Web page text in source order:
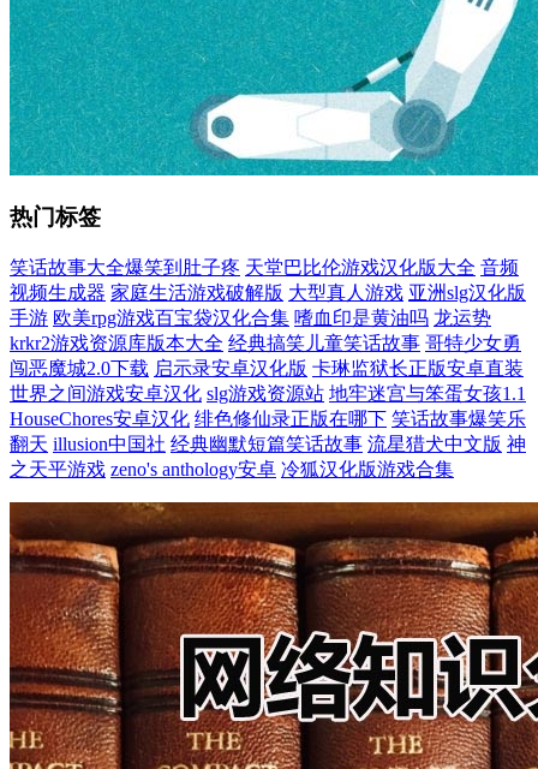
热门标签
笑话故事大全爆笑到肚子疼 天堂巴比伦游戏汉化版大全 音频
视频生成器 家庭生活游戏破解版 大型真人游戏 亚洲slg汉化版
手游 欧美rpg游戏百宝袋汉化合集 嗜血印是黄油吗 龙运势
krkr2游戏资源库版本大全 经典搞笑儿童笑话故事 哥特少女勇
闯恶魔城2.0下载 启示录安卓汉化版 卡琳监狱长正版安卓直装
世界之间游戏安卓汉化 slg游戏资源站 地牢迷宫与笨蛋女孩1.1
HouseChores安卓汉化 绯色修仙录正版在哪下 笑话故事爆笑乐
翻天 illusion中国社 经典幽默短篇笑话故事 流星猎犬中文版 神
之天平游戏 zeno's anthology安卓 冷狐汉化版游戏合集